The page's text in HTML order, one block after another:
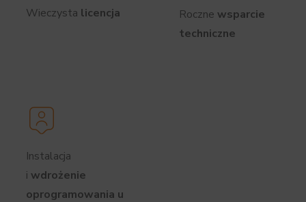
Wieczysta licencja Roczne wsparcie
techniczne
Instalacja
i wdrożenie
oprogramowania u